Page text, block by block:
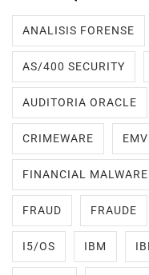
ANALISIS FORENSE
AS/400 SECURITY
AUDITORIA ORACLE
CRIMEWARE EMV
FINANCIAL MALWARE
FRAUD FRAUDE
I5/OS IBM